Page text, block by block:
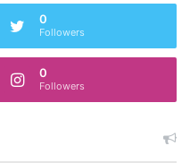
0
Followers
0
Followers